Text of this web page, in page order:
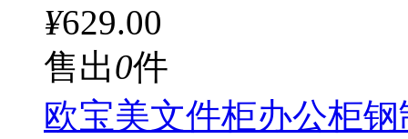
¥629.00
售出0件
欧宝美文件柜办公柜